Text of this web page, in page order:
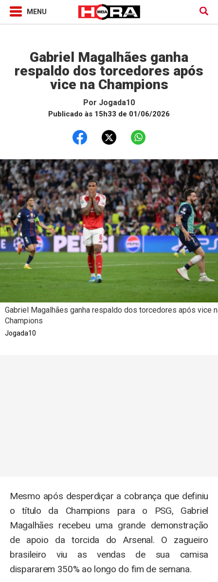
Gabriel Magalhães ganha
respaldo dos torcedores após
vice na Champions
Por Jogada10
Publicado às 15h33 de 01/06/2026
Gabriel Magalhães ganha respaldo dos torcedores após vice
Champions
Jogada10
Mesmo após desperdiçar a cobrança que definiu
o título da Champions para o PSG, Gabriel
Magalhães recebeu uma grande demonstração
de apoio da torcida do Arsenal. O zagueiro
brasileiro viu as vendas de sua camisa
dispararem 350% ao longo do fim de semana.